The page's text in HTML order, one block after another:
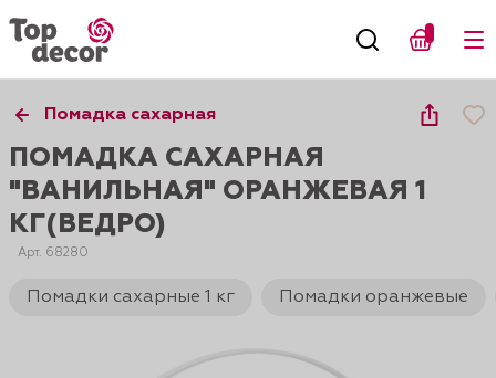
Помадка сахарная
ПОМАДКА САХАРНАЯ
"ВАНИЛЬНАЯ" ОРАНЖЕВАЯ 1
КГ(ВЕДРО)
Арт. 68280
Помадки сахарные 1 кг Помадки оранжевые